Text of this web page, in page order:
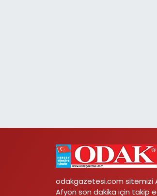
odakgazetesi.com sitemizi
Afyon son dakika için takip